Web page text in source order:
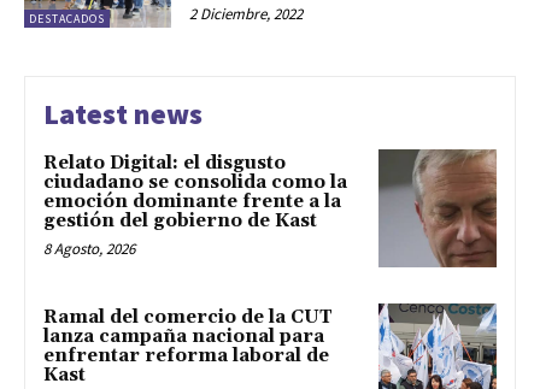
DESTACADOS 2 Diciembre, 2022
Latest news
Relato Digital: el disgusto
ciudadano se consolida como la
emoción dominante frente a la
gestión del gobierno de Kast
8 Agosto, 2026
Ramal del comercio de la CUT
lanza campaña nacional para
enfrentar reforma laboral de
Kast